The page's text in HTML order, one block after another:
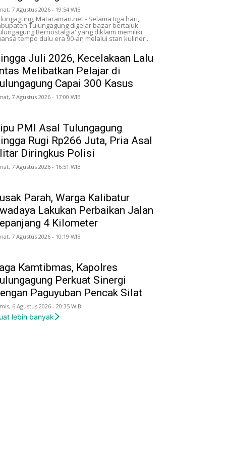
7 Agustus 2026 - 19:54 WIB
Mataraman.net - Selama tiga hari,
Tulungagung digelar bazar bertajuk
Bernostalgia' yang diklaim memiliki
tempo dulu era 90-an melalui stan kuliner...
Juli 2026, Kecelakaan Lalu
Melibatkan Pelajar di
Capai 300 Kasus
7 Agustus 2026 - 17:00 WIB
PMI Asal Tulungagung
Rugi Rp266 Juta, Pria Asal
Diringkus Polisi
7 Agustus 2026 - 16:51 WIB
Parah, Warga Kalibatur
Lakukan Perbaikan Jalan
4 Kilometer
7 Agustus 2026 - 10:19 WIB
Kamtibmas, Kapolres
Perkuat Sinergi
Paguyuban Pencak Silat
6 Agustus 2026 - 20:35 WIB
lebih banyak